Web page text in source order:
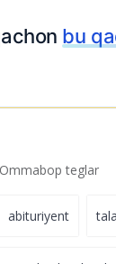
oson
Ommabop teglar
abituriyent